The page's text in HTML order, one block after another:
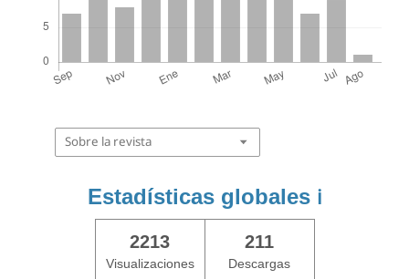
Sobre la revista
Estadísticas globales ℹ️
2213
Visualizaciones
211
Descargas